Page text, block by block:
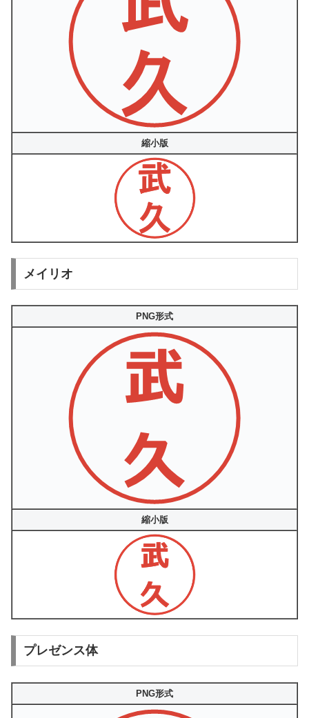
縮小版
メイリオ
PNG形式
縮小版
プレゼンス体
PNG形式